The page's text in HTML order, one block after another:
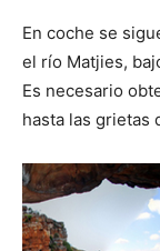
En coche se
el río Matjies,
Es necesario
hasta las grietas